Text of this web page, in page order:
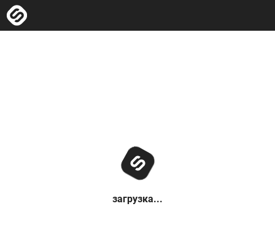
загрузка...